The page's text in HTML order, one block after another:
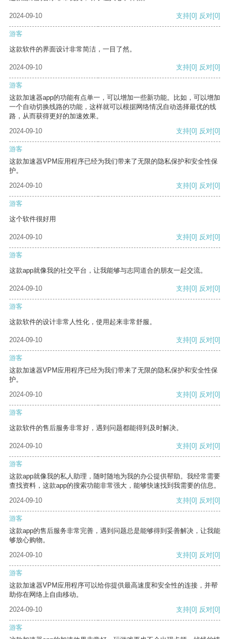
2024-09-10 支持[0] 反对[0]
游客
这款软件的界面设计非常简洁，一目了然。
2024-09-10 支持[0] 反对[0]
游客
这款加速器app的功能有点单一，可以增加一些新功能。比如，可以增加
一个自动切换线路的功能，这样就可以根据网络情况自动选择最优的线
路，从而获得更好的加速效果。
2024-09-10
支持[0] 反对[0]
游客
这款加速器VPM应用程序已经为我们带来了无限的隐私保护和安全性保
护。
2024-09-10
支持[0] 反对[0]
游客
这个软件很好用
2024-09-10 支持[0] 反对[0]
游客
这款app就像我的社交平台，让我能够与志同道合的朋友一起交流。
2024-09-10 支持[0] 反对[0]
游客
这款软件的设计非常人性化，使用起来非常舒服。
2024-09-10 支持[0] 反对[0]
游客
这款加速器VPM应用程序已经为我们带来了无限的隐私保护和安全性保
护。
2024-09-10
支持[0] 反对[0]
游客
这款软件的售后服务非常好，遇到问题都能得到及时解决。
2024-09-10 支持[0] 反对[0]
游客
这款app就像我的私人助理，随时随地为我的办公提供帮助。我经常需要
查找资料，这款app的搜索功能非常强大，能够快速找到我需要的信息。
2024-09-10
支持[0] 反对[0]
游客
这款app的售后服务非常完善，遇到问题总是能够得到妥善解决，让我能
够放心购物。
2024-09-10
支持[0] 反对[0]
游客
这款加速器VPM应用程序可以给你提供最高速度和安全性的连接，并帮
助你在网络上自由移动。
2024-09-10
支持[0] 反对[0]
游客